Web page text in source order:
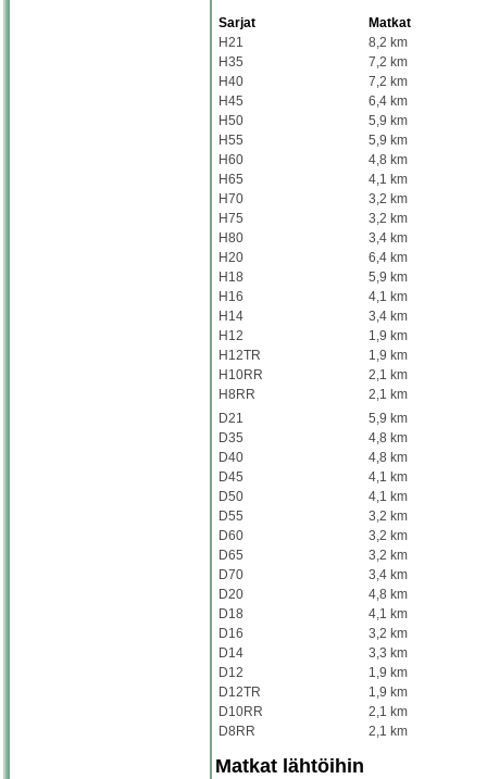
Sarjat
Matkat
H21
8,2 km
H35
7,2 km
H40
7,2 km
H45
6,4 km
H50
5,9 km
H55
5,9 km
H60
4,8 km
H65
4,1 km
H70
3,2 km
H75
3,2 km
H80
3,4 km
H20
6,4 km
H18
5,9 km
H16
4,1 km
H14
3,4 km
H12
1,9 km
H12TR
1,9 km
H10RR
2,1 km
H8RR
2,1 km
D21
5,9 km
D35
4,8 km
D40
4,8 km
D45
4,1 km
D50
4,1 km
D55
3,2 km
D60
3,2 km
D65
3,2 km
D70
3,4 km
D20
4,8 km
D18
4,1 km
D16
3,2 km
D14
3,3 km
D12
1,9 km
D12TR
1,9 km
D10RR
2,1 km
D8RR
2,1 km
Matkat lähtöihin